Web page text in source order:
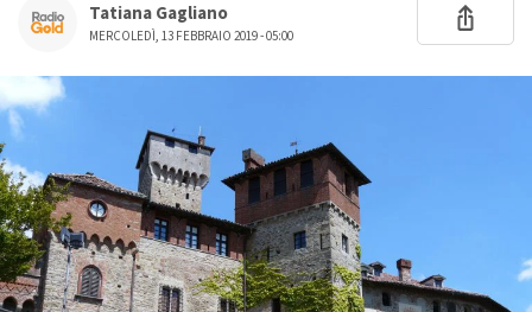
Tatiana Gagliano
MERCOLEDÌ, 13 FEBBRAIO 2019 - 05:00